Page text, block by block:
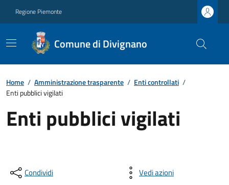
Regione Piemonte
Comune di Divignano
Home / Amministrazione trasparente / Enti controllati /
Enti pubblici vigilati
Enti pubblici vigilati
Condividi Vedi azioni